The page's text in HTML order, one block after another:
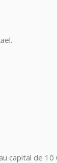
capital de 10